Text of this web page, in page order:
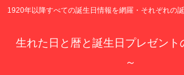
1920年以降すべての誕生日情報を網羅・それぞれの
生れた日と暦と誕生日プレゼント
～